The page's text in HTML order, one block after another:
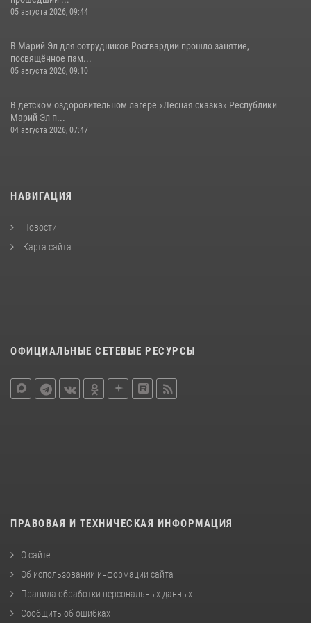
05 августа 2026, 09:44
В Марий Эл для сотрудников Росгвардии прошло занятие,
посвящённое пам...
05 августа 2026, 09:10
В детском оздоровительном лагере «Лесная сказка» Республики
Марий Эл п...
04 августа 2026, 07:47
НАВИГАЦИЯ
Новости
Карта сайта
ОФИЦИАЛЬНЫЕ СЕТЕВЫЕ РЕСУРСЫ
ПРАВОВАЯ И ТЕХНИЧЕСКАЯ ИНФОРМАЦИЯ
О сайте
Об использовании информации сайта
Правила обработки персональных данных
Сообщить об ошибках